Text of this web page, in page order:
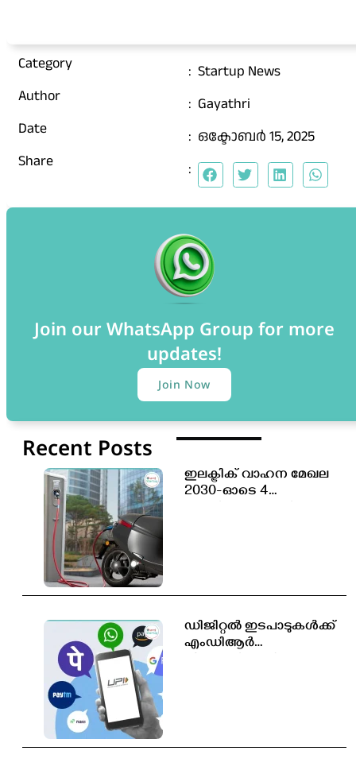
Category : Startup News
Author
: Gayathri
Date
: ഒക്ടോബർ 15, 2025
Share
:
Join our WhatsApp Group for more
updates!
Join Now
Recent Posts
ഇലക്ട്രിക് വാഹന മേഖല
2030-ഓടെ 4
ഡിജിറ്റൽ ഇടപാടുകൾക്ക്
എംഡിആർ